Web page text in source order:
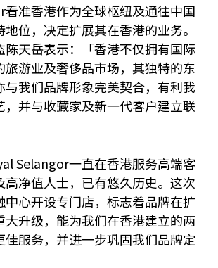
准香港作为全球枢纽及通往中国
位，决定扩展其在香港的业务。
陈天岳表示：「香港不仅拥有国际
旅游业及奢侈品市场，其独特的东
与我们品牌形象完美契合，有利我
，并与收藏家及新一代客户建立联
Selangor一直在香港服务高端客
高净值人士，已有悠久历史。这次
中心开设专门店，标志着品牌在扩
大升级，能为我们在香港建立的两
佳服务，并进一步巩固我们品牌定